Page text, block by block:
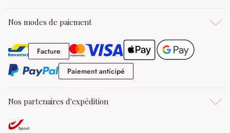
Nos modes de paiement
FactureFacture
Paiement anticipé
Nos partenaires d'expédition